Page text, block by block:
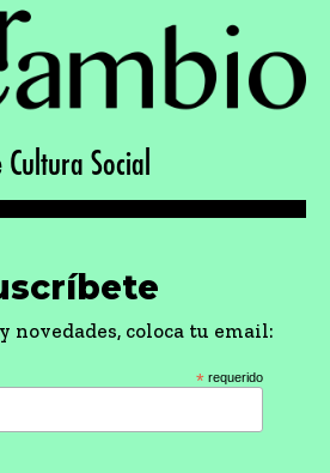
Social
novedades, coloca tu email:
* requerido